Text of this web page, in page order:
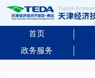
首页
政务服务